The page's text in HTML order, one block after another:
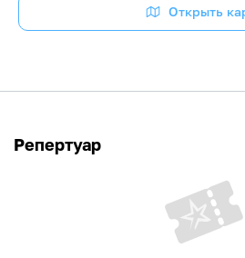
Открыть
Репертуар